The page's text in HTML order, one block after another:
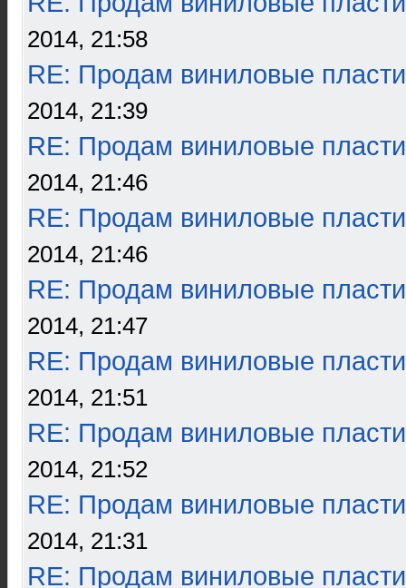
2014, 21:58
RE: Продам виниловые
2014, 21:39
RE: Продам виниловые
2014, 21:46
RE: Продам виниловые
2014, 21:46
RE: Продам виниловые
2014, 21:47
RE: Продам виниловые
2014, 21:51
RE: Продам виниловые
2014, 21:52
RE: Продам виниловые
2014, 21:31
RE: Продам виниловые